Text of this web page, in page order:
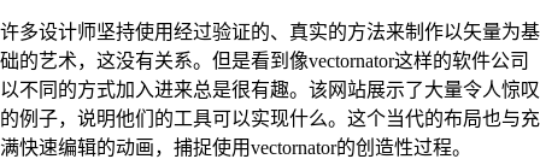
许多设计师坚持使用经过验证的、真实的方法来制作以矢量为基
础的艺术，这没有关系。但是看到像vectornator这样的软件公司
以不同的方式加入进来总是很有趣。该网站展示了大量令人惊叹
的例子，说明他们的工具可以实现什么。这个当代的布局也与充
满快速编辑的动画，捕捉使用vectornator的创造性过程。